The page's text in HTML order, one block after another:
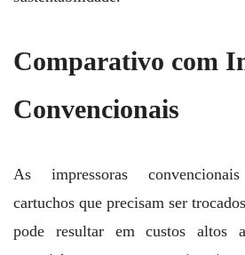
Comparativo com
Convencionais
As impressoras
cartuchos que precisam ser
pode resultar em custos altos